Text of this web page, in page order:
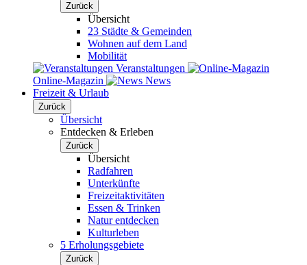
Zurück
Übersicht
23 Städte & Gemeinden
Wohnen auf dem Land
Mobilität
Veranstaltungen
Online-Magazin
News
Freizeit & Urlaub
Zurück
Übersicht
Entdecken & Erleben
Zurück
Übersicht
Radfahren
Unterkünfte
Freizeitaktivitäten
Essen & Trinken
Natur entdecken
Kulturleben
5 Erholungsgebiete
Zurück